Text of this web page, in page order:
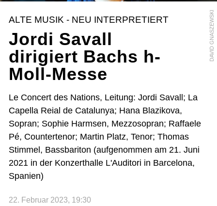
DAVID GNASZEWSKI
ALTE MUSIK - NEU INTERPRETIERT
Jordi Savall
dirigiert Bachs h-
Moll-Messe
Le Concert des Nations, Leitung: Jordi Savall; La
Capella Reial de Catalunya; Hana Blazikova,
Sopran; Sophie Harmsen, Mezzosopran; Raffaele
Pé, Countertenor; Martin Platz, Tenor; Thomas
Stimmel, Bassbariton (aufgenommen am 21. Juni
2021 in der Konzerthalle L'Auditori in Barcelona,
Spanien)
22. Februar 2023, 19:30